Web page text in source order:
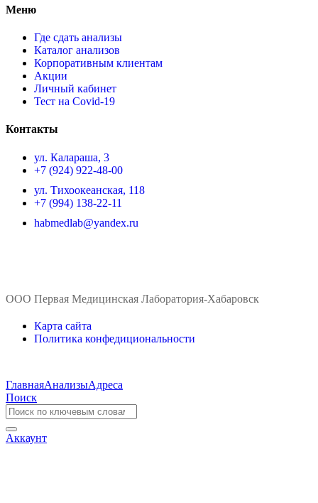
Меню
Где сдать анализы
Каталог анализов
Корпоративным клиентам
Акции
Личный кабинет
Тест на Covid-19
Контакты
ул. ​Калараша, 3
+7 (924) 922-48-00
ул. ​Тихоокеанская, 118
+7 (994) 138-22-11
habmedlab@yandex.ru
ООО Первая Медицинская Лаборатория-Хабаровск
Карта сайта
Политика конфедициональности
ГлавнаяАнализыАдреса
Поиск
Аккаунт